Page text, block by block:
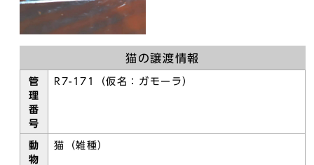
猫の譲渡情報
管
理
番
号
R7-171（仮名：ガモーラ）
動
物
猫（雑種）